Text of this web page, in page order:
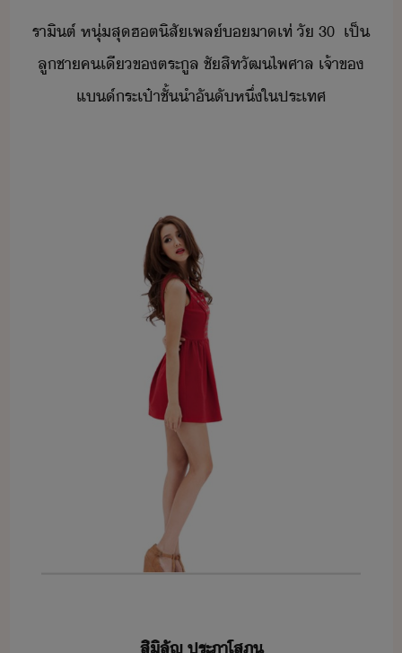
ราิต​์​ ​หุ่​สุ​ฮต​ิสั​เพล์​า​เท่​ ​ั​ ​30​ ​ ​เป็​
ลูชา​คเี​ข​ตระูล​ ​ชั​สิท​ัฒ​ไพศาล​ ​เจ้าข​
แ์​ระเป๋า​ชั้ำ​ัั​หึ่​ใประเทศ